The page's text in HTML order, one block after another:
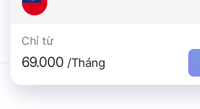
Chỉ từ
69.000 /Tháng